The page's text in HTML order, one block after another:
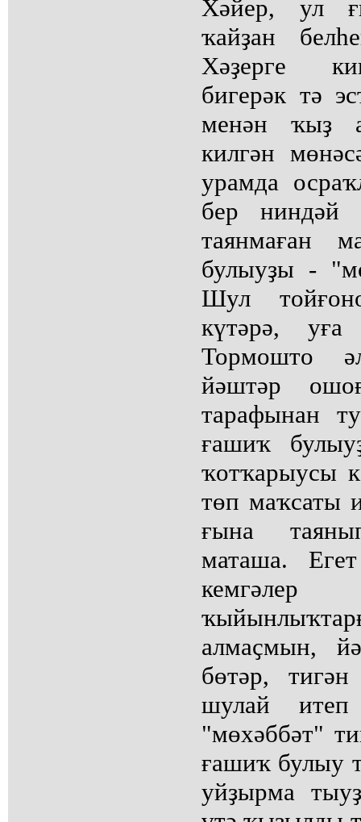
Хәйер, ул
ҡайҙан
Хәҙерге
бигерәк тә
менән ҡыҙ
килгән
урамда
бер ниндәй
таянмаған
булыуҙы -
Шул
күтәрә,
Тормошто
йәштәр
тарафынан
ғашиҡ
ҡотҡарыусы
төп маҡсаты
ғына
маташа.
кемгәлер
алмаҫмын,
бөтәр,
шулай
"мөхәббәт"
ғашиҡ булыу
уйҙырма